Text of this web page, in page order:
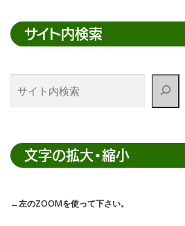
サイト内検索
検
索
文字の拡大・縮小
←左のZOOMを使って下さい。